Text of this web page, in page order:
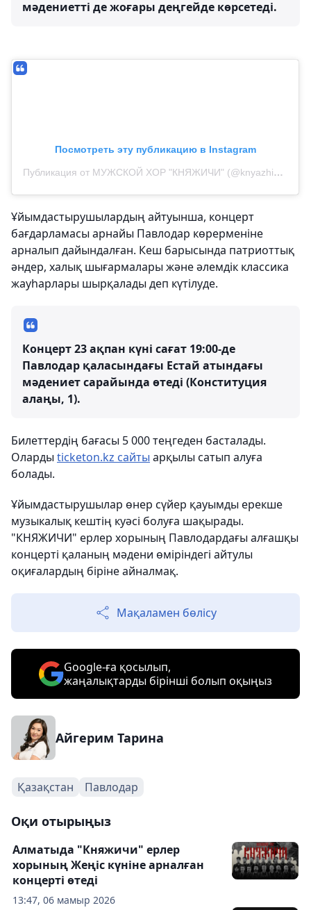
мәдениетті де жоғары деңгейде көрсетеді.
Посмотреть эту публикацию в Instagram
Публикация от МУЖСКОЙ ХОР "КНЯЖИЧИ" (@knyazhichi.choir)
Ұйымдастырушылардың айтуынша, концерт
бағдарламасы арнайы Павлодар көрерменіне
арналып дайындалған. Кеш барысында патриоттық
әндер, халық шығармалары және әлемдік классика
жауһарлары шырқалады деп күтілуде.
Концерт 23 ақпан күні сағат 19:00-де
Павлодар қаласындағы Естай атындағы
мәдениет сарайында өтеді (Конституция
алаңы, 1).
Билеттердің бағасы 5 000 теңгеден басталады.
Оларды ticketon.kz сайты арқылы сатып алуға
болады.
Ұйымдастырушылар өнер сүйер қауымды ерекше
музыкалық кештің куәсі болуға шақырады.
"КНЯЖИЧИ" ерлер хорының Павлодардағы алғашқы
концерті қаланың мәдени өміріндегі айтулы
оқиғалардың біріне айналмақ.
Мақаламен бөлісу
Google-ға қосылып,
жаңалықтарды бірінші болып оқыңыз
Айгерим Тарина
Қазақстан Павлодар
Оқи отырыңыз
13:47, 06 мамыр 2026
Алматыда "Княжичи" ерлер
хорының Жеңіс күніне арналған
концерті өтеді